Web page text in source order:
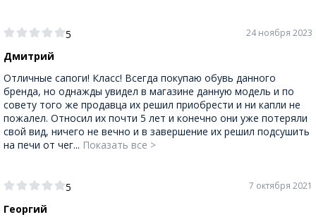
5
Дмитрий
24 ноября 2023
Отличные сапоги! Класс! Всегда покупаю обувь данного
бренда, но однажды увидел в магазине данную модель и по
совету того же продавца их решил приобрести и ни капли не
пожалел. Относил их почти 5 лет и конечно они уже потеряли
свой вид, ничего не вечно и в завершение их решил подсушить
на печи от чег... Показать все >
5
Георгий
7 октября 2021